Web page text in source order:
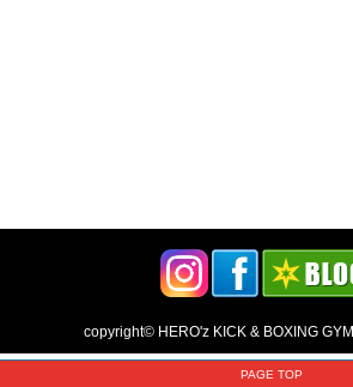
copyright© HERO'z KICK & BOXING GYM
PAGE TOP